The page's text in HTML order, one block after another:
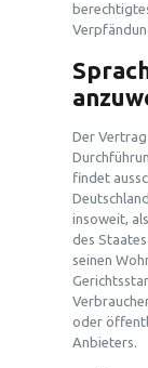
Der
findet
insoweit,
des
seinen
oder
Anbieters.